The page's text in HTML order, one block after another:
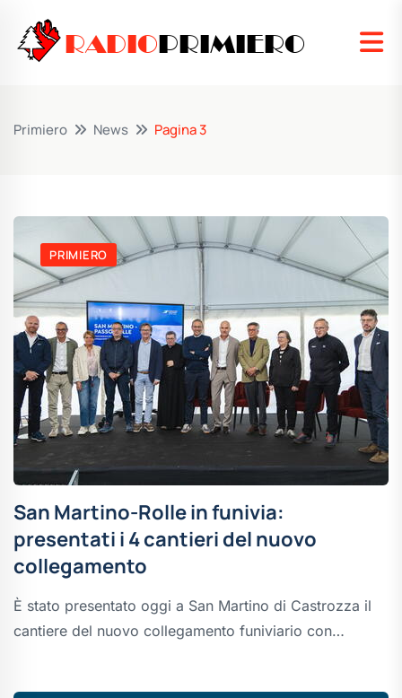
RADIOPRIMIERO
Primiero News Pagina 3
PRIMIERO
San Martino-Rolle in funivia:
presentati i 4 cantieri del nuovo
collegamento
È stato presentato oggi a San Martino di Castrozza il
cantiere del nuovo collegamento funiviario con…